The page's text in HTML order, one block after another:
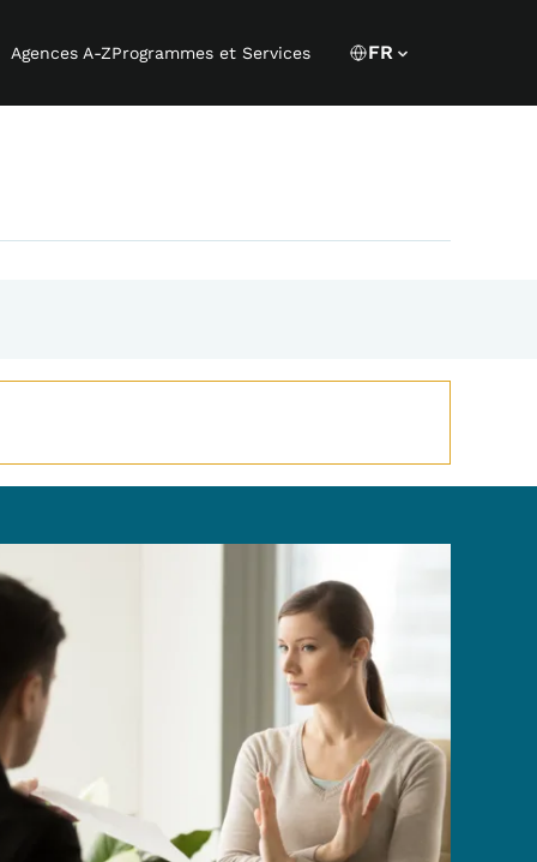
Agences A-ZProgrammes et ServicesLanguage
CURRENT
FR